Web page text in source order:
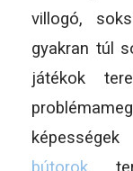
villogó,
gyakran túl
játékok
bútorok